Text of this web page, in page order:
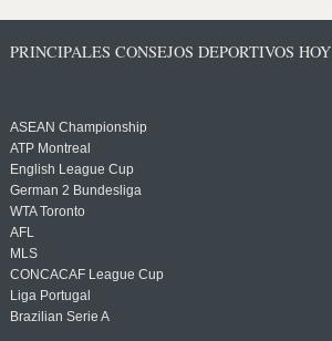
PRINCIPALES CONSEJOS DEPORTIVOS HOY
ASEAN Championship
ATP Montreal
English League Cup
German 2 Bundesliga
WTA Toronto
AFL
MLS
CONCACAF League Cup
Liga Portugal
Brazilian Serie A